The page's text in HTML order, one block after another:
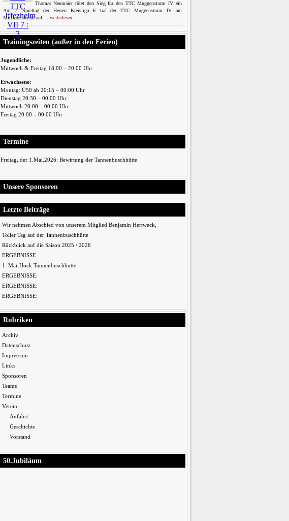
Thomas Neumaier tütet den Sieg für den TTC Muggensturm IV ein
Am 7. Spieltag der Herren Kreisliga E traf der TTC Muggensturm IV am
Mittwochabend auf ... weiterlesen
Trainingszeiten (außer in den Ferien)
Jugendliche:
Mittwoch & Freitag 18:00 – 20:00 Uhr
Erwachsene:
Montag: Ü50 ab 20:15 – 00:00 Uhr
Dienstag 20:30 – 00:00 Uhr
Mittwoch 20:00 – 00:00 Uhr
Freitag 20:00 – 00:00 Uhr
Termine
Freitag, der 1.Mai.2026: Bewirtung der Tannenbuschhütte
Unsere Sponsoren
Letzte Beiträge
Wir nehmen Abschied von unserem Mitglied Benjamin Hertweck,
Toller Tag auf der Tannenbuschhütte
Rückblick auf die Saison 2025 / 2026
ERGEBNISSE
1. Mai-Hock Tannenbuschhütte
ERGEBNISSE:
ERGEBNISSE:
ERGEBNISSE:
Rubriken
Archiv
Datenschutz
Impressum
Links
Sponsoren
Teams
Termine
Verein
Anfahrt
Geschichte
Vorstand
50.Jubiläum